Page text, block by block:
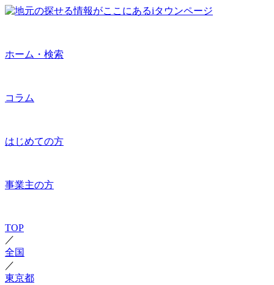
ホーム・検索
コラム
はじめての方
事業主の方
TOP
／
全国
／
東京都